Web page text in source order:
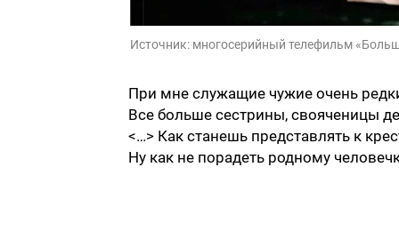
Источник: многосерийный телефильм
При мне служащие чужие очень
Все больше сестрины, свояченицы
<…> Как станешь представлять к
Ну как не порадеть родному